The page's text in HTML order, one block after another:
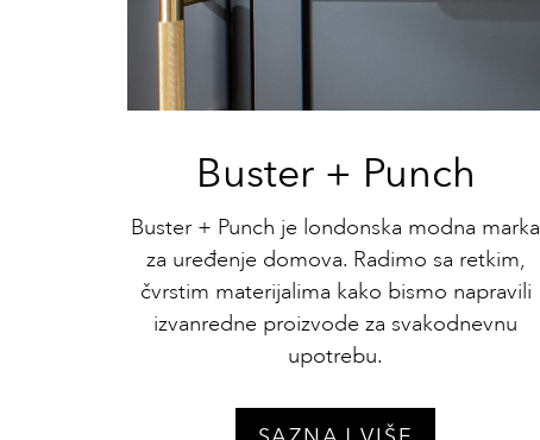
Buster + Punch
Buster + Punch je londonska modna marka
za uređenje domova. Radimo sa retkim,
čvrstim materijalima kako bismo napravili
izvanredne proizvode za svakodnevnu
upotrebu.